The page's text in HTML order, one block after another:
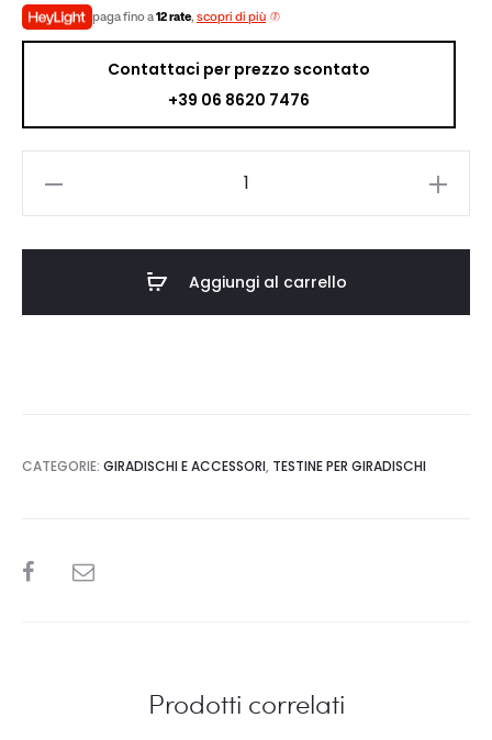
paga fino a12 rate, scopri di più
Contattaci per prezzo scontato
+39 06 8620 7476
Aggiungi al carrello
CATEGORIE: GIRADISCHI E ACCESSORI, TESTINE PER GIRADISCHI
SHARE
Prodotti correlati